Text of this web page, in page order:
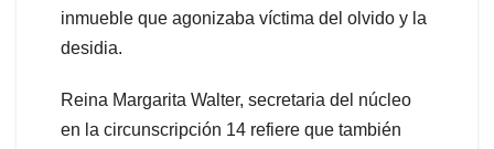
inmueble que agonizaba víctima del olvido y la
desidia.
Reina Margarita Walter, secretaria del núcleo
en la circunscripción 14 refiere que también